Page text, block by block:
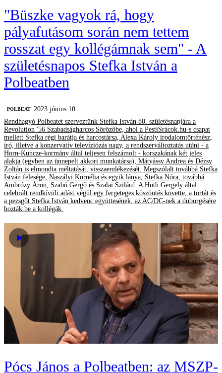
"Büszke vagyok rá, hogy
pályafutásom során nem tettem
rosszat egy kollégámnak sem" - A
születésnapos Stefka István a
Polbeatben
‎POLBEAT
2023 június 10.
Rendhagyó Polbeatet szerveztünk Stefka István 80. születésnapjára a
Revolution '56 Szabadságharcos Sörözőbe, ahol a PestiSrácok.hu-s csapat
mellett Stefka régi barátja és harcostársa, Alexa Károly irodalomtörténész,
író, illetve a konzervatív televíziózás nagy, a rendszerváltoztatás utáni - a
Horn-Kuncze-kormány által teljesen felszámolt - korszakának két jeles
alakja (egyben az ünnepelt akkori munkatársa), Mátyássy Andrea és Dézsy
Zoltán is elmondta méltatását, visszaemlékezését. Megszólalt továbbá Stefka
István felesége, Naszályi Kornélia és egyik lánya, Stefka Nóra, továbbá
Ambrózy Áron, Szabó Gergő és Szalai Szilárd. A Huth Gergely által
celebrált rendkívüli adást végül egy fergeteges köszöntés követte, a tortát és
a pezsgőt Stefka István kedvenc együttesének, az AC/DC-nek a dübörgésére
hozták be a kollégák.
Pócs János a Polbeatben: az MSZP-